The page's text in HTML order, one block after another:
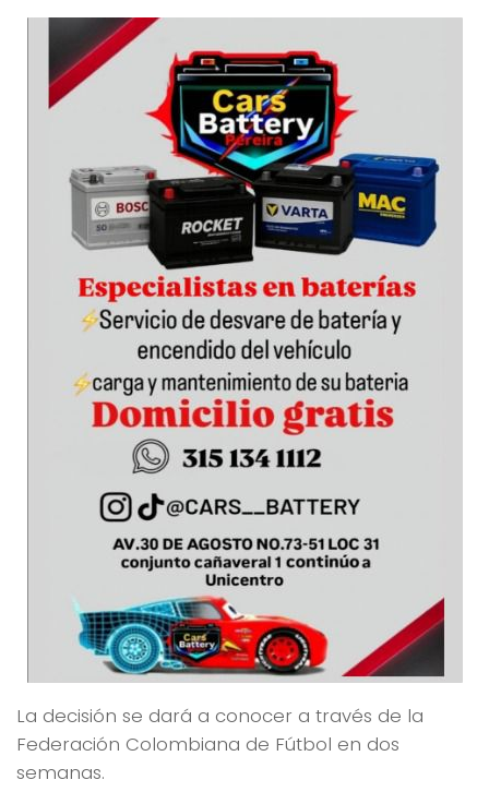
La decisión se dará a conocer a través de la
Federación Colombiana de Fútbol en dos
semanas.